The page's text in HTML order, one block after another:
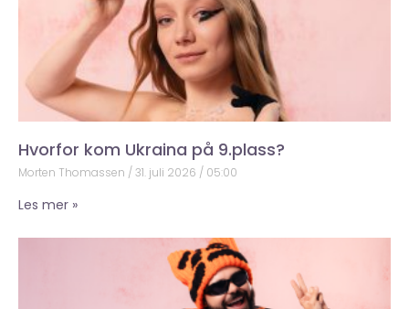
Hvorfor kom Ukraina på 9.plass?
Morten Thomassen 31. juli 2026 05:00
Les mer »